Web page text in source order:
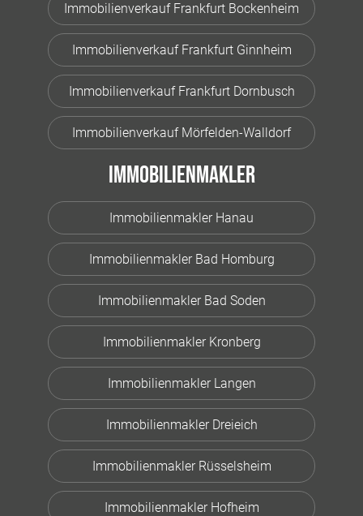
Immobilienverkauf Frankfurt Bockenheim
Immobilienverkauf Frankfurt Ginnheim
Immobilienverkauf Frankfurt Dornbusch
Immobilienverkauf Mörfelden-Walldorf
Immobilienmakler
Immobilienmakler Hanau
Immobilienmakler Bad Homburg
Immobilienmakler Bad Soden
Immobilienmakler Kronberg
Immobilienmakler Langen
Immobilienmakler Dreieich
Immobilienmakler Rüsselsheim
Immobilienmakler Hofheim